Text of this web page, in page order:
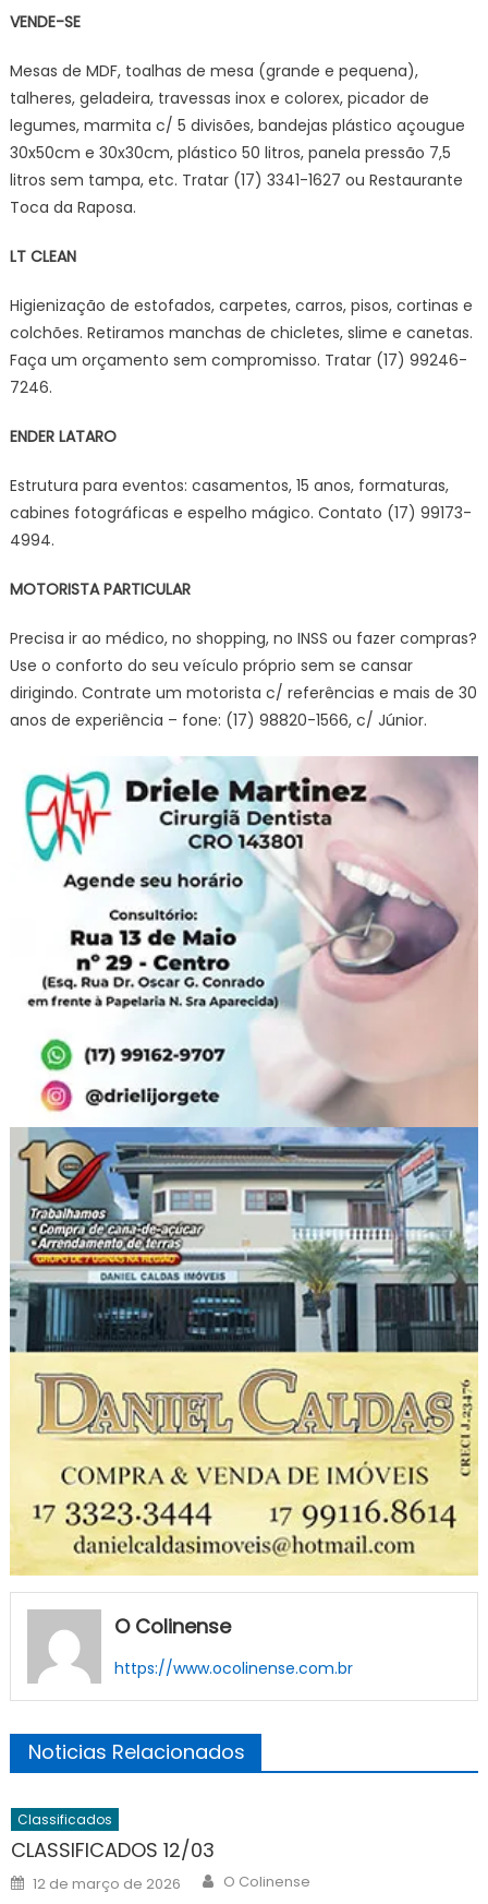
VENDE-SE
Mesas de MDF, toalhas de mesa (grande e pequena),
talheres, geladeira, travessas inox e colorex, picador de
legumes, marmita c/ 5 divisões, bandejas plástico açougue
30x50cm e 30x30cm, plástico 50 litros, panela pressão 7,5
litros sem tampa, etc. Tratar (17) 3341-1627 ou Restaurante
Toca da Raposa.
LT CLEAN
Higienização de estofados, carpetes, carros, pisos, cortinas e
colchões. Retiramos manchas de chicletes, slime e canetas.
Faça um orçamento sem compromisso. Tratar (17) 99246-
7246.
ENDER LATARO
Estrutura para eventos: casamentos, 15 anos, formaturas,
cabines fotográficas e espelho mágico. Contato (17) 99173-
4994.
MOTORISTA PARTICULAR
Precisa ir ao médico, no shopping, no INSS ou fazer compras?
Use o conforto do seu veículo próprio sem se cansar
dirigindo. Contrate um motorista c/ referências e mais de 30
anos de experiência – fone: (17) 98820-1566, c/ Júnior.
O Colinense
https://www.ocolinense.com.br
Noticias Relacionados
Classificados
CLASSIFICADOS 12/03
Posted
on
12 de março de 2026 Author
O Colinense